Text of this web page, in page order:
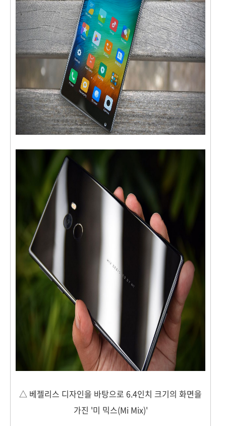
△ 베젤리스 디자인을 바탕으로 6.4인치 크기의 화면을
가진 '미 믹스(Mi Mix)'